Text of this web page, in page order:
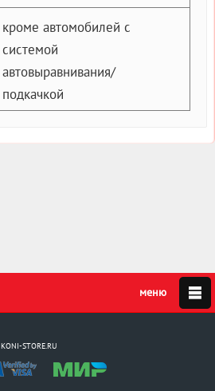
кроме автомобилей с
системой
автовыравнивания/
подкачкой
KONI-STORE.RU